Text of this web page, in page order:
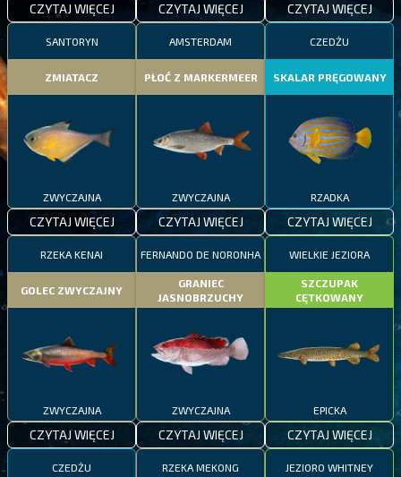
CZYTAJ WIĘCEJ CZYTAJ WIĘCEJ CZYTAJ WIĘCEJ
SANTORYN
ZMIATACZ
ZWYCZAJNA
CZYTAJ WIĘCEJ
AMSTERDAM
PŁOĆ Z MARKERMEER
ZWYCZAJNA
CZYTAJ WIĘCEJ
CZEDŻU
SKALAR PRĘGOWANY
RZADKA
CZYTAJ WIĘCEJ
RZEKA KENAI
GOLEC ZWYCZAJNY
ZWYCZAJNA
CZYTAJ WIĘCEJ
FERNANDO DE NORONHA
GRANIEC
JASNOBRZUCHY
ZWYCZAJNA
CZYTAJ WIĘCEJ
WIELKIE JEZIORA
SZCZUPAK
CĘTKOWANY
EPICKA
CZYTAJ WIĘCEJ
CZEDŻU RZEKA MEKONG JEZIORO WHITNEY